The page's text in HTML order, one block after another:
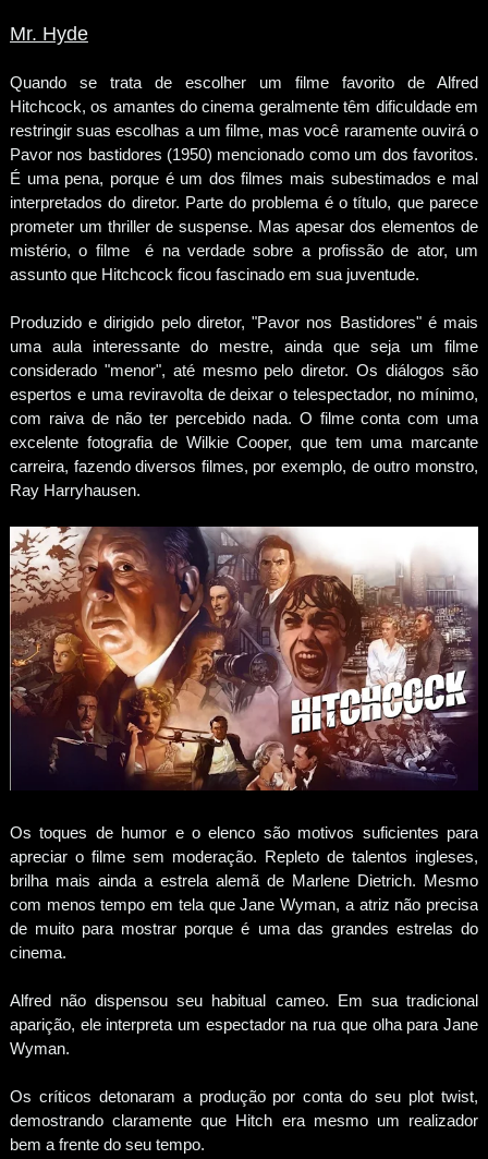
Mr. Hyde
Quando se trata de escolher um filme favorito de Alfred
Hitchcock, os amantes do cinema geralmente têm dificuldade em
restringir suas escolhas a um filme, mas você raramente ouvirá o
Pavor nos bastidores (1950) mencionado como um dos favoritos.
É uma pena, porque é um dos filmes mais subestimados e mal
interpretados do diretor. Parte do problema é o título, que parece
prometer um thriller de suspense. Mas apesar dos elementos de
mistério, o filme é na verdade sobre a profissão de ator, um
assunto que Hitchcock ficou fascinado em sua juventude.
Produzido e dirigido pelo diretor, "Pavor nos Bastidores" é mais
uma aula interessante do mestre, ainda que seja um filme
considerado "menor", até mesmo pelo diretor. Os diálogos são
espertos e uma reviravolta de deixar o telespectador, no mínimo,
com raiva de não ter percebido nada. O filme conta com uma
excelente fotografia de Wilkie Cooper, que tem uma marcante
carreira, fazendo diversos filmes, por exemplo, de outro monstro,
Ray Harryhausen.
Os toques de humor e o elenco são motivos suficientes para
apreciar o filme sem moderação. Repleto de talentos ingleses,
brilha mais ainda a estrela alemã de Marlene Dietrich. Mesmo
com menos tempo em tela que Jane Wyman, a atriz não precisa
de muito para mostrar porque é uma das grandes estrelas do
cinema.
Alfred não dispensou seu habitual cameo. Em sua tradicional
aparição, ele interpreta um espectador na rua que olha para Jane
Wyman.
Os críticos detonaram a produção por conta do seu plot twist,
demostrando claramente que Hitch era mesmo um realizador
bem a frente do seu tempo.